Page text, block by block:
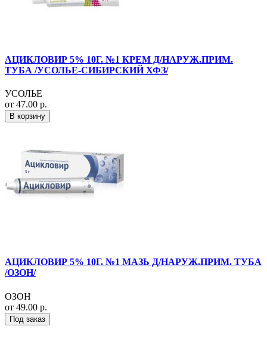
АЦИКЛОВИР 5% 10Г. №1 КРЕМ Д/НАРУЖ.ПРИМ.
ТУБА /УСОЛЬЕ-СИБИРСКИЙ ХФЗ/
УСОЛЬЕ
от 47.00 р.
В корзину
АЦИКЛОВИР 5% 10Г. №1 МАЗЬ Д/НАРУЖ.ПРИМ. ТУБА
/ОЗОН/
ОЗОН
от 49.00 р.
Под заказ